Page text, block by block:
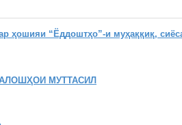
“Ёддоштҳо”-и муҳаққиқ,
МУТТАСИЛ